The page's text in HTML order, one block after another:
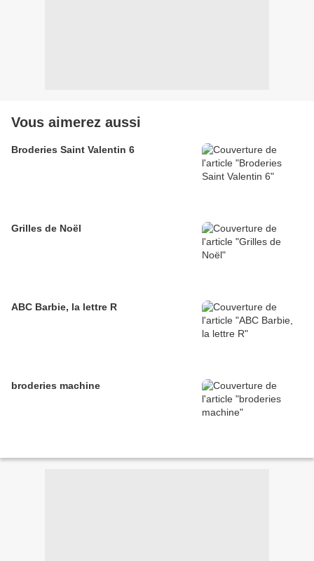
Vous aimerez aussi
Broderies Saint Valentin 6
Grilles de Noël
ABC Barbie, la lettre R
broderies machine